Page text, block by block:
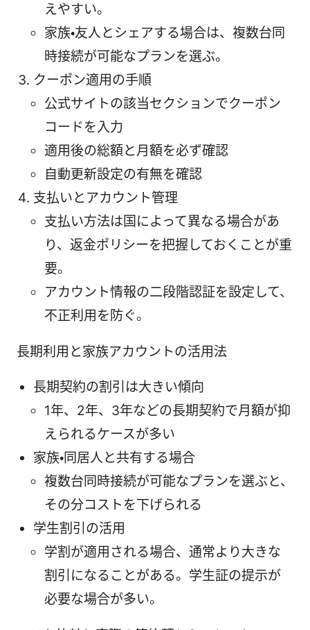
えやすい。
家族・友人とシェアする場合は、複数台同
時接続が可能なプランを選ぶ。
クーポン適用の手順
公式サイトの該当セクションでクーポン
コードを入力
適用後の総額と月額を必ず確認
自動更新設定の有無を確認
支払いとアカウント管理
支払い方法は国によって異なる場合があ
り、返金ポリシーを把握しておくことが重
要。
アカウント情報の二段階認証を設定して、
不正利用を防ぐ。
長期利用と家族アカウントの活用法
長期契約の割引は大きい傾向
1年、2年、3年などの長期契約で月額が抑
えられるケースが多い
家族・同居人と共有する場合
複数台同時接続が可能なプランを選ぶと、
その分コストを下げられる
学生割引の活用
学割が適用される場合、通常より大きな
割引になることがある。学生証の提示が
必要な場合が多い。